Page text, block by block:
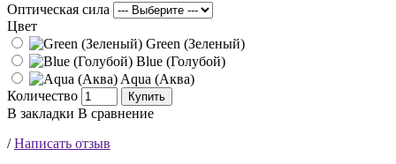
Оптическая сила
Цвет
Green (Зеленый)
Blue (Голубой)
Aqua (Аква)
Количество
Купить
В закладки В сравнение
/Написать отзыв